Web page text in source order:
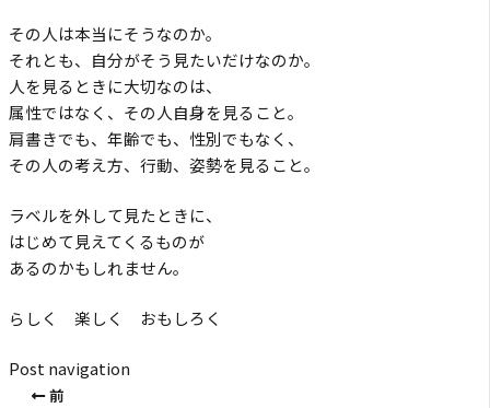
その人は本当にそうなのか。
それとも、自分がそう見たいだけなのか。
人を見るときに大切なのは、
属性ではなく、その人自身を見ること。
肩書きでも、年齢でも、性別でもなく、
その人の考え方、行動、姿勢を見ること。
ラベルを外して見たときに、
はじめて見えてくるものが
あるのかもしれません。
らしく 楽しく おもしろく
Post navigation
前